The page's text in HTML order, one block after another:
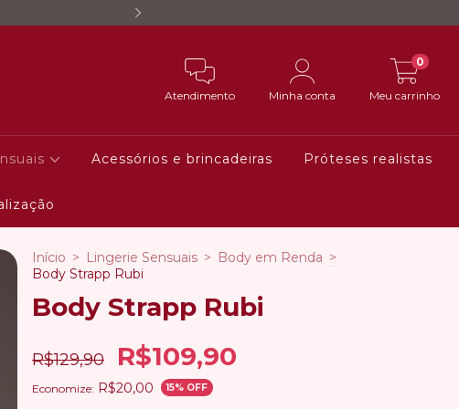
Atendimento Minha conta Meu carrinho
0
Acessórios e brincadeiras Próteses realistas
Início > Lingerie Sensuais > Body em Renda >
Body Strapp Rubi
Body Strapp Rubi
R$129,90 R$109,90
Economize: R$20,00 15% OFF